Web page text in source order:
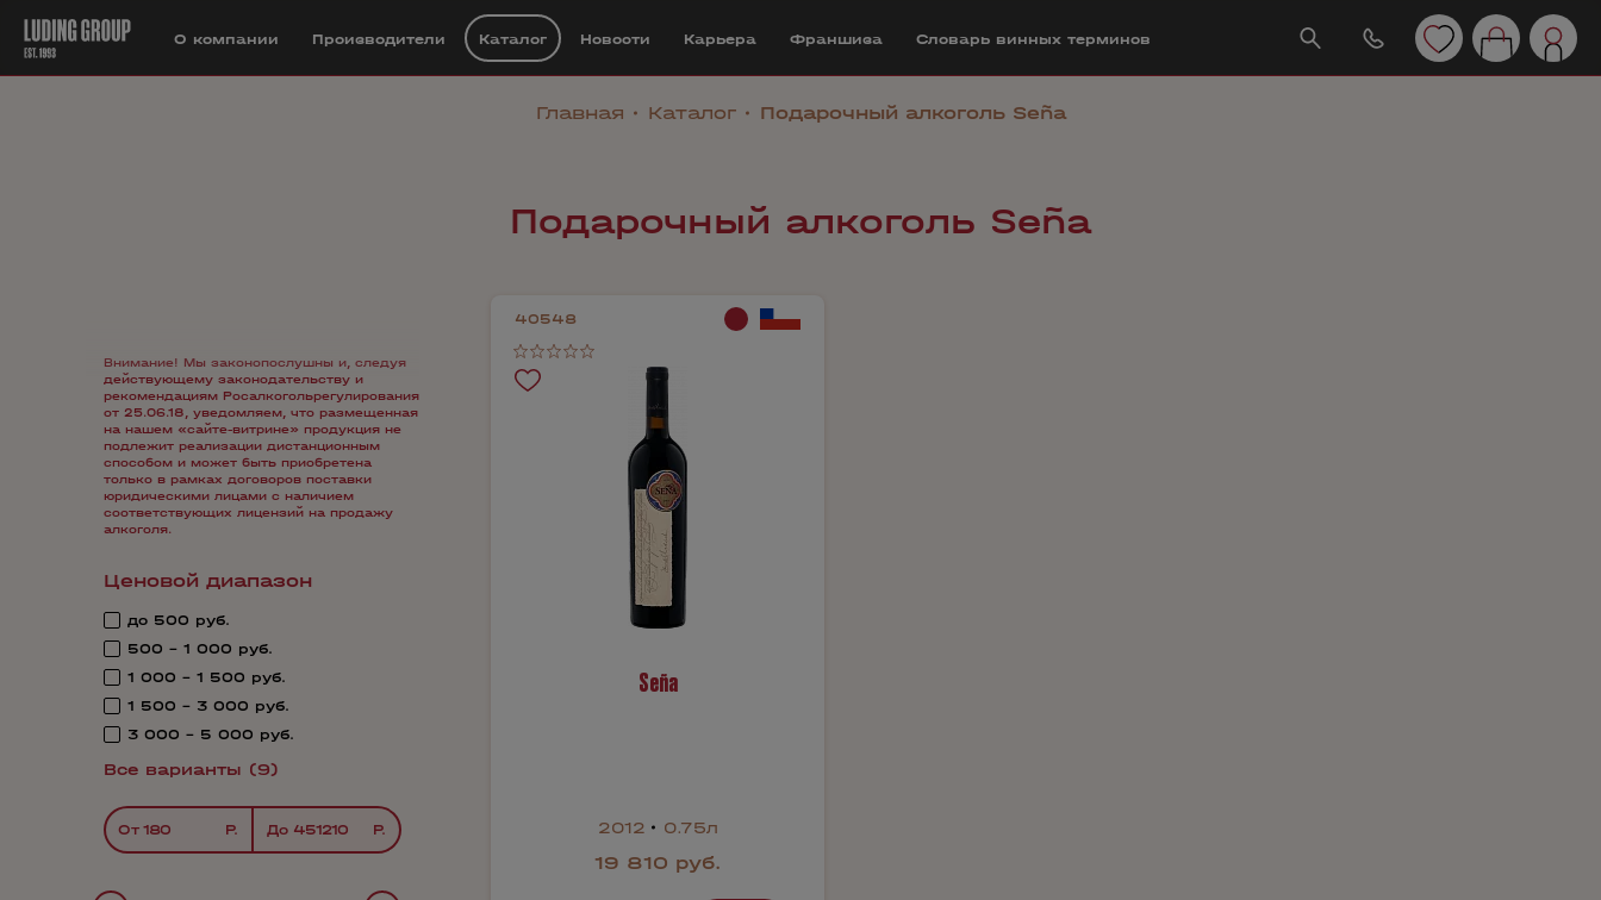
О компании Производители Каталог Новости Карьера Франшиза Cловарь винных терминов
Главная Каталог Подарочный алкоголь Seña
Подарочный алкоголь Seña
Внимание! Мы законопослушны и, следуя
действующему законодательству и
рекомендациям Росалкогольрегулирования
от 25.06.18, уведомляем, что размещенная
на нашем «сайте-витрине» продукция не
подлежит реализации дистанционным
способом и может быть приобретена
только в рамках договоров поставки
юридическими лицами с наличием
соответствующих лицензий на продажу
алкоголя.
Ценовой диапазон
до 500 руб.
500 - 1 000 руб.
1 000 - 1 500 руб.
1 500 - 3 000 руб.
3 000 - 5 000 руб.
Все варианты (9)
От До
40548
Seña
2012 0.75л
19 810 руб.